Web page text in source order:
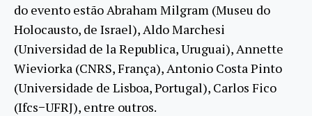
do evento estão Abraham Milgram (Museu do
Holocausto, de Israel), Aldo Marchesi
(Universidad de la Republica, Uruguai), Annette
Wieviorka (CNRS, França), Antonio Costa Pinto
(Universidade de Lisboa, Portugal), Carlos Fico
(Ifcs−UFRJ), entre outros.